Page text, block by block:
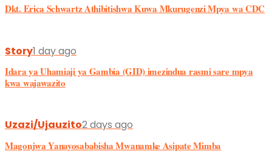
Dkt. Erica Schwartz Athibitishwa Kuwa Mkurugenzi Mpya wa CDC
Story1 day ago
Idara ya Uhamiaji ya Gambia (GID) imezindua rasmi sare mpya
kwa wajawazito
Uzazi/Ujauzito2 days ago
Magonjwa Yanayosababisha Mwanamke Asipate Mimba